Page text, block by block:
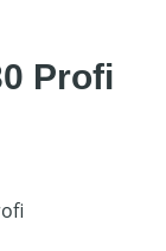
Profi